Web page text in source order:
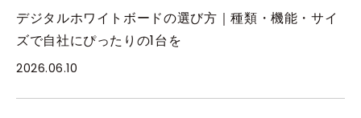
デジタルホワイトボードの選び方｜種類・機能・サイ
ズで自社にぴったりの1台を
2026.06.10